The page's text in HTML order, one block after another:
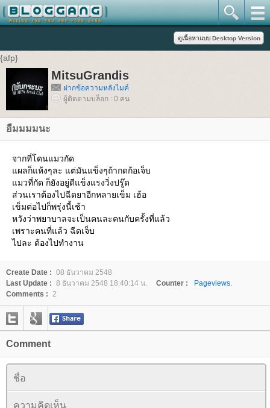
{afp}
MitsuGrandis
ฝากข้อความหลังไมค์
ผู้ติดตามบล็อก : 0 คน
อืมมมมนะ
จากที่โดนแมวกัด
แผลก็แห้งๆละ แต่มันแข็งๆถ้ากดก้อเจ็บ
แมวที่กัด ก็ยังอยู่ดีแข็งแรงวิ่งปรู๊ด
ส่วนเราต้องไปฉีดยาอีกหลายเข็ม เฮ้อ
เข็มต่อไปก็พรุ่งนี้เช้า
หวังว่าพยาบาลจะเป็นคนละคนกับครั้งที่แล้ว
เพราะคนที่แล้ว ฉีดเจ็บ
ไปละ ต้องไปทำงาน
Create Date : 08 ธันวาคม 2548
Last Update : 8 ธันวาคม 2548 18:40:14 น. Counter :
Pageviews.
Comments : 2
Comment